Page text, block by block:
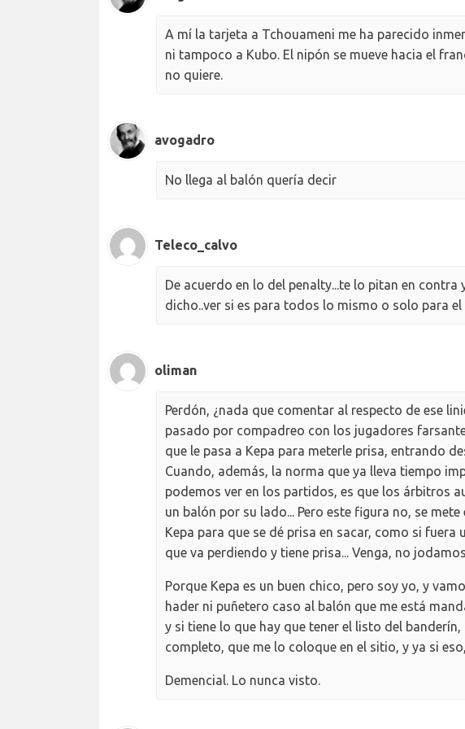
A mí la tarjeta a Tchouameni me ha parecido
ni tampoco a Kubo. El nipón se mueve hacia el
no quiere.
avogadro
No llega al balón quería decir
Teleco_calvo
De acuerdo en lo del penalty...te lo pitan en contra
dicho..ver si es para todos lo mismo o solo para
oliman
Perdón, ¿nada que comentar al respecto de ese
pasado por compadreo con los jugadores
que le pasa a Kepa para meterle prisa, entrando
Cuando, además, la norma que ya lleva tiempo
podemos ver en los partidos, es que los árbitros
un balón por su lado... Pero este figura no, se
Kepa para que se dé prisa en sacar, como si
que va perdiendo y tiene prisa... Venga, no
Porque Kepa es un buen chico, pero soy yo, y
hader ni puñetero caso al balón que me está
y si tiene lo que hay que tener el listo del
completo, que me lo coloque en el sitio, y ya si
Demencial. Lo nunca visto.